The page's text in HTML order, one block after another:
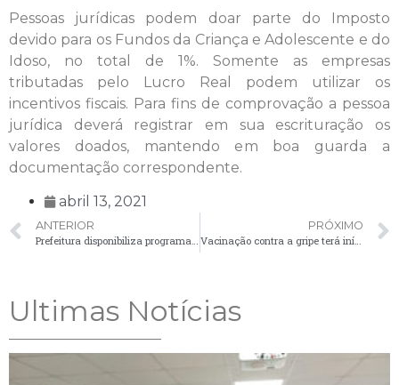
Pessoas jurídicas podem doar parte do Imposto
devido para os Fundos da Criança e Adolescente e do
Idoso, no total de 1%. Somente as empresas
tributadas pelo Lucro Real podem utilizar os
incentivos fiscais. Para fins de comprovação a pessoa
jurídica deverá registrar em sua escrituração os
valores doados, mantendo em boa guarda a
documentação correspondente.
abril 13, 2021
ANTERIOR
PRÓXIMO
Vacinação contra a gripe terá início nesta quarta-feira (14)
Ultimas Notícias